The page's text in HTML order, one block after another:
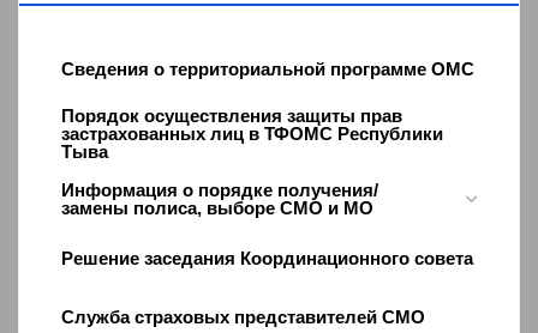
Сведения о территориальной программе ОМС
Порядок осуществления защиты прав
застрахованных лиц в ТФОМС Республики
Тыва
Информация о порядке получения/
замены полиса, выборе СМО и МО
Решение заседания Координационного совета
Служба страховых представителей СМО